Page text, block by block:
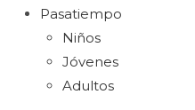
Pasatiempo
Niños
Jóvenes
Adultos